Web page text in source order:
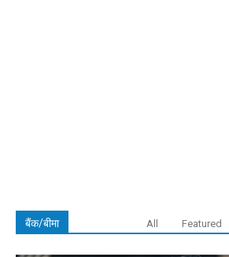
बैंक/बीमा All Featured